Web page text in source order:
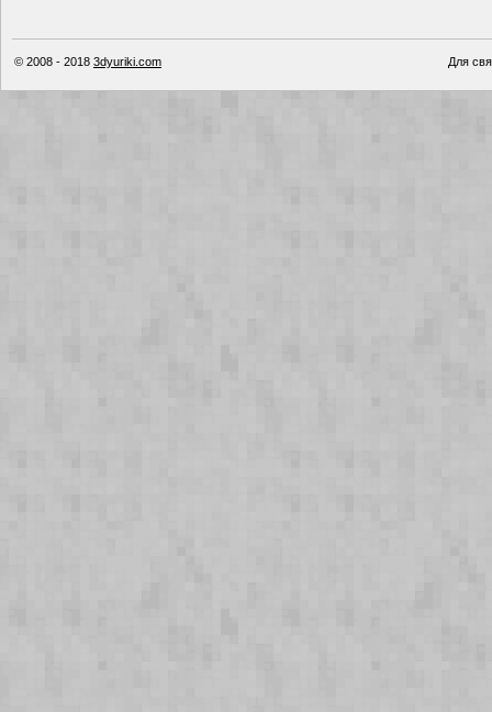
© 2008 - 2018 3dyuriki.com Для